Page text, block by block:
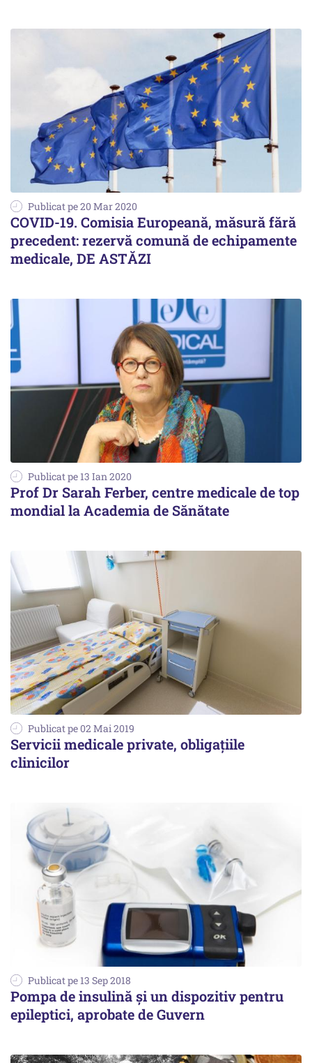
Publicat pe 20 Mar 2020
COVID-19. Comisia Europeană, măsură fără
precedent: rezervă comună de echipamente
medicale, DE ASTĂZI
Publicat pe 13 Ian 2020
Prof Dr Sarah Ferber, centre medicale de top
mondial la Academia de Sănătate
Publicat pe 02 Mai 2019
Servicii medicale private, obligațiile
clinicilor
Publicat pe 13 Sep 2018
Pompa de insulină și un dispozitiv pentru
epileptici, aprobate de Guvern